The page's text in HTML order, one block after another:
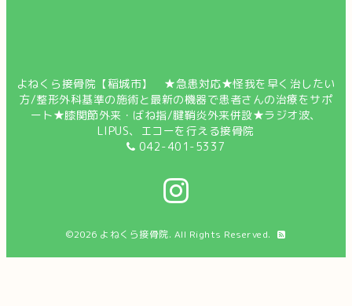
よねくら接骨院【稲城市】 ★急患対応★怪我を早く治したい
方/整形外科基準の施術と最新の機器で患者さんの治療をサポ
ート★膝関節外来・ばね指/腱鞘炎外来併設★ラジオ波、
LIPUS、エコーを行える接骨院
042-401-5337
©2026 よねくら接骨院. All Rights Reserved.